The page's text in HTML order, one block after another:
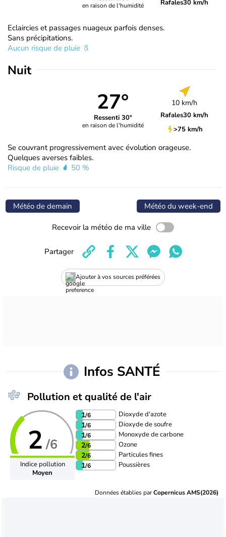
en raison de l'humidité Rafales30 km/h
Eclaircies et passages nuageux parfois denses.
Sans précipitations.
Aucun risque de pluie
Nuit
27°
Ressenti 30°
en raison de l'humidité
10 km/h
Rafales30 km/h
>75 km/h
Se couvrant progressivement avec évolution orageuse.
Quelques averses faibles.
Risque de pluie
50 %
Météo de demain Météo du week-end
Recevoir la météo de ma ville
Ajouter à vos sources préférées
Partager
Infos SANTÉ
Pollution et qualité de l'air
2 /6
Indice pollution
Moyen
1/6 Dioxyde d'azote
1/6 Dioxyde de soufre
1/6 Monoxyde de carbone
2/6 Ozone
2/6 Particules fines
1/6 Poussières
Données établies parCopernicus AMS(2026)